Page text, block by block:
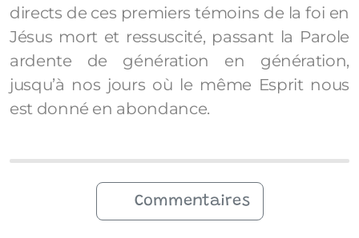
directs de ces premiers témoins de la foi en
Jésus mort et ressuscité, passant la Parole
ardente de génération en génération,
jusqu’à nos jours où le même Esprit nous
est donné en abondance.
Commentaires